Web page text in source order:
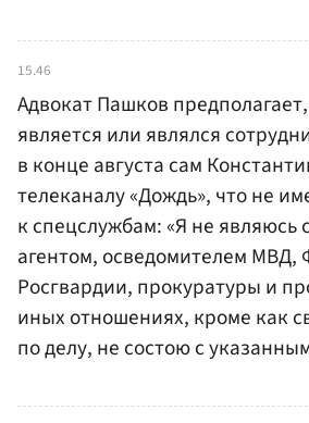
15.46
Адвокат Пашков
является или являлся
в конце августа сам
телеканалу «Дождь», что не
к спецслужбам: «Я не являюсь
агентом, осведомителем МВД,
Росгвардии, прокуратуры и
иных отношениях, кроме как
по делу, не состою с